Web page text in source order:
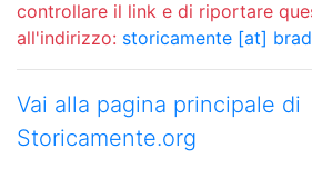
controllare il link e di riportare
all'indirizzo: storicamente [at]
Vai alla pagina principale di
Storicamente.org